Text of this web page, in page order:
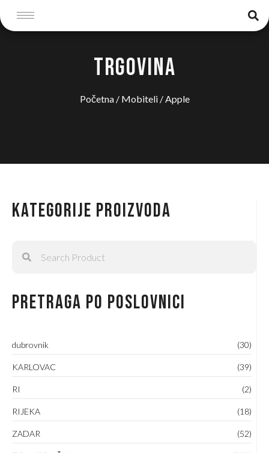
TRGOVINA
Početna/ Mobiteli/ Apple
Kategorije proizvoda
Pretraga po poslovnici
dubrovnik (30)
KARLOVAC (39)
RI (2)
RIJEKA (18)
ZADAR (52)